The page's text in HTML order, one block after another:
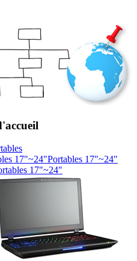
Portables 17"~24"
17"~24"